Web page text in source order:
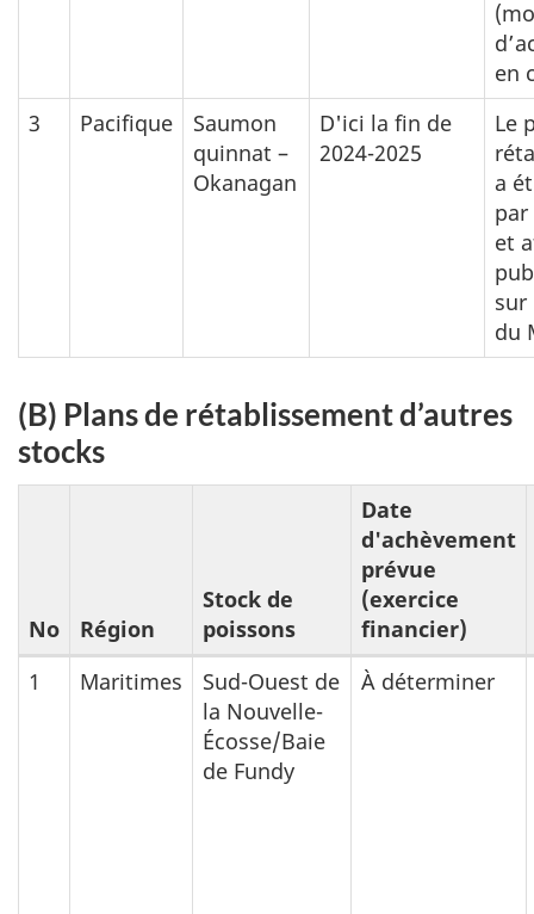
en
3
Pacifique
Saumon
quinnat –
Okanagan
D'ici la fin de
2024-2025
Le
a
et
sur
du
(B) Plans de rétablissement d’autres
stocks
(B)
No Région
Stock de
poissons
Date
d'achèvement
prévue
(exercice
financier)
1
Maritimes
Sud-Ouest de
la Nouvelle-
Écosse/Baie
de Fundy
À déterminer